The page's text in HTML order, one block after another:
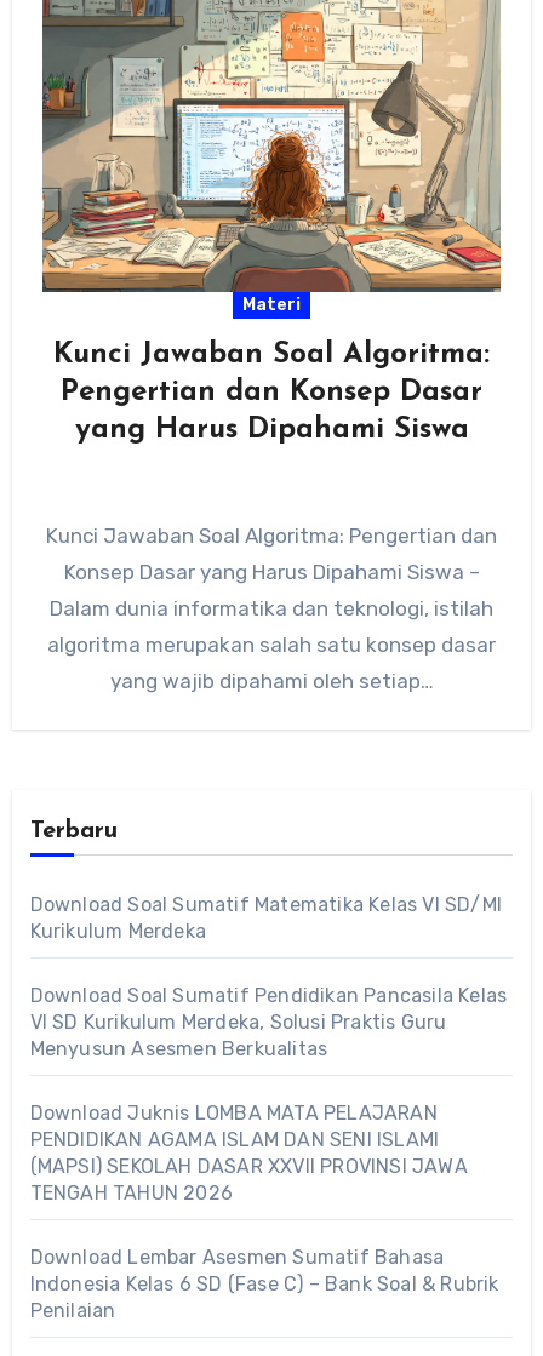
Materi
Kunci Jawaban Soal Algoritma:
Pengertian dan Konsep Dasar
yang Harus Dipahami Siswa
Kunci Jawaban Soal Algoritma: Pengertian dan
Konsep Dasar yang Harus Dipahami Siswa –
Dalam dunia informatika dan teknologi, istilah
algoritma merupakan salah satu konsep dasar
yang wajib dipahami oleh setiap…
Terbaru
Download Soal Sumatif Matematika Kelas VI SD/MI
Kurikulum Merdeka
Download Soal Sumatif Pendidikan Pancasila Kelas
VI SD Kurikulum Merdeka, Solusi Praktis Guru
Menyusun Asesmen Berkualitas
Download Juknis LOMBA MATA PELAJARAN
PENDIDIKAN AGAMA ISLAM DAN SENI ISLAMI
(MAPSI) SEKOLAH DASAR XXVII PROVINSI JAWA
TENGAH TAHUN 2026
Download Lembar Asesmen Sumatif Bahasa
Indonesia Kelas 6 SD (Fase C) – Bank Soal & Rubrik
Penilaian